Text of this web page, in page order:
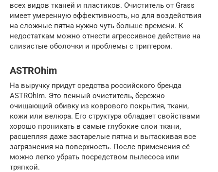
всех видов тканей и пластиков. Очиститель от Grass
имеет умеренную эффективность, но для воздействия
на сложные пятна нужно чуть больше времени. К
недостаткам можно отнести агрессивное действие на
слизистые оболочки и проблемы с триггером.
ASTROhim
На выручку придут средства российского бренда
ASTROhim. Это пенный очиститель, бережно
очищающий обивку из коврового покрытия, ткани,
кожи или велюра. Его структура обладает свойствами
хорошо проникать в самые глубокие слои ткани,
расщепляя даже застарелые пятна и вытаскивая все
загрязнения на поверхность. После применения её
можно легко убрать посредством пылесоса или
тряпкой.